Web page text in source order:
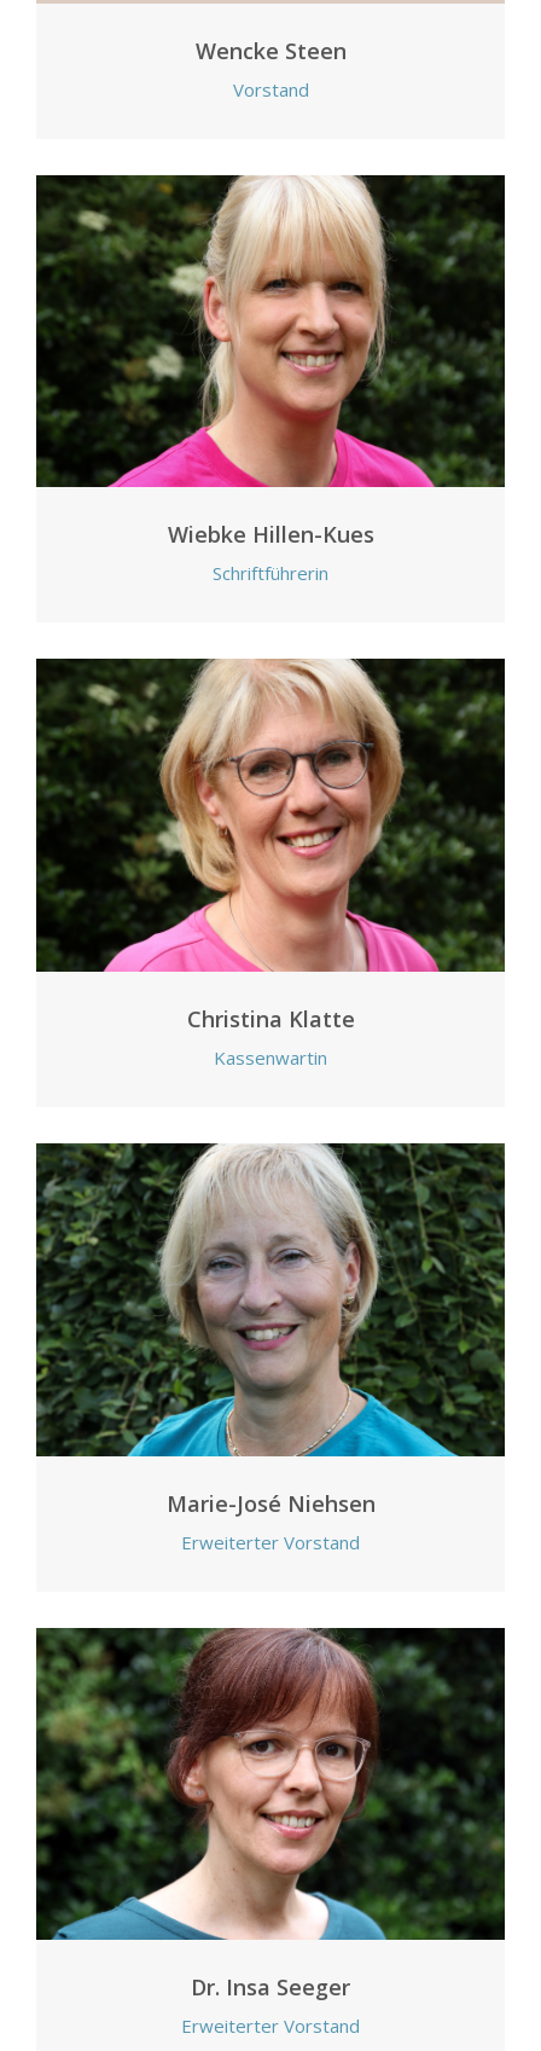
Wencke Steen
Vorstand
Wiebke Hillen-Kues
Schriftführerin
Christina Klatte
Kassenwartin
Marie-José Niehsen
Erweiterter Vorstand
Dr. Insa Seeger
Erweiterter Vorstand